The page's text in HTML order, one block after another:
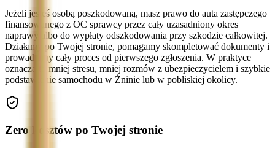
Jeżeli jesteś osobą poszkodowaną, masz prawo do auta zastępczego
finansowanego z OC sprawcy przez cały uzasadniony okres
naprawy albo do wypłaty odszkodowania przy szkodzie całkowitej.
Działamy po Twojej stronie, pomagamy skompletować dokumenty i
prowadzimy cały proces od pierwszego zgłoszenia. W praktyce
oznacza to mniej stresu, mniej rozmów z ubezpieczycielem i szybkie
podstawienie samochodu w Żninie lub w pobliskiej okolicy.
Zero kosztów po Twojej stronie